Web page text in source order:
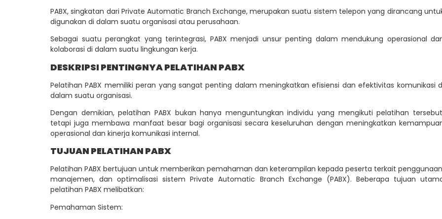
PABX, singkatan dari Private Automatic Branch Exchange, merupakan suatu sistem telepon yang dirancang
digunakan di dalam suatu organisasi atau perusahaan.
Sebagai suatu perangkat yang terintegrasi, PABX menjadi unsur penting dalam mendukung operasional
kolaborasi di dalam suatu lingkungan kerja.
DESKRIPSI PENTINGNYA PELATIHAN PABX
Pelatihan PABX memiliki peran yang sangat penting dalam meningkatkan efisiensi dan efektivitas komunikasi
dalam suatu organisasi.
Dengan demikian, pelatihan PABX bukan hanya menguntungkan individu yang mengikuti pelatihan
tetapi juga membawa manfaat besar bagi organisasi secara keseluruhan dengan meningkatkan
operasional dan kinerja komunikasi internal.
TUJUAN PELATIHAN PABX
Pelatihan PABX bertujuan untuk memberikan pemahaman dan keterampilan kepada peserta terkait
manajemen, dan optimalisasi sistem Private Automatic Branch Exchange (PABX). Beberapa tujuan
pelatihan PABX melibatkan:
Pemahaman Sistem: